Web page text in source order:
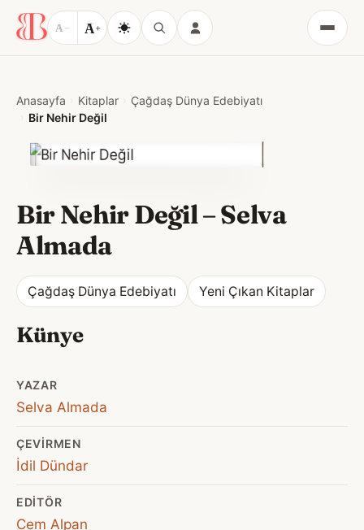
A − A+
Menü
Anasayfa Kitaplar
Çağdaş Dünya Edebiyatı
Bir Nehir Değil
Bir Nehir Değil–Selva
Almada
Çağdaş Dünya Edebiyatı Yeni Çıkan Kitaplar
Künye
YAZAR
Selva Almada
ÇEVIRMEN
İdil Dündar
EDITÖR
Cem Alpan